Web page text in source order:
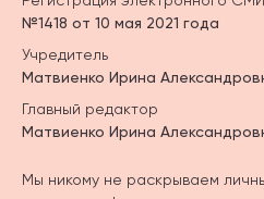
№1418 от 10 мая 2021 года
Учредитель
Матвиенко Ирина
Главный редактор
Матвиенко Ирина
Мы никому не раскрываем